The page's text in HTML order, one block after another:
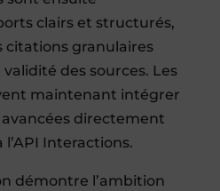
clairs et structurés,
citations granulaires
des sources. Les
maintenant intégrer
directement
Interactions.
démontre l’ambition